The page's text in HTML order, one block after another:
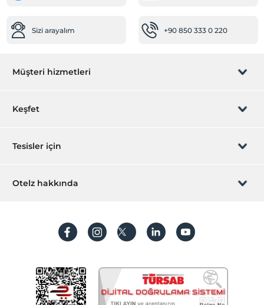
Sizi arayalım +90 850 333 0 220
Müşteri hizmetleri
Rezervasyon yönet
Sıkça sorulan sorular
İşlem rehberi
Keşfet
Hediye Kart
Hesap oluştur
Tesisler için
Hemen tesisinizi ekleyin
Otelz hakkında
Koşullar ve şartlar